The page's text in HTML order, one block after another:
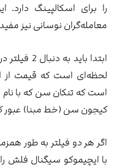
را برای اسکالپینگ
معامله‌گران نوسانی نیز
ابتدا
لحظه‌ای است که قیمت از
است که تنکان سن که با
کیجون سن (خط مبنا) عبور
اگر هر دو فیلتر به طور
با ایچیموکو سیگنال